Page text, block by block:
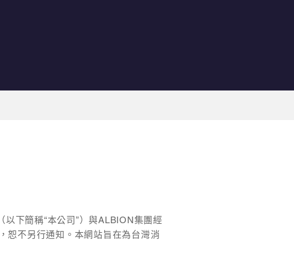
下簡稱“本公司”）與ALBION集團經
恕不另行通知。本網站旨在為台灣消